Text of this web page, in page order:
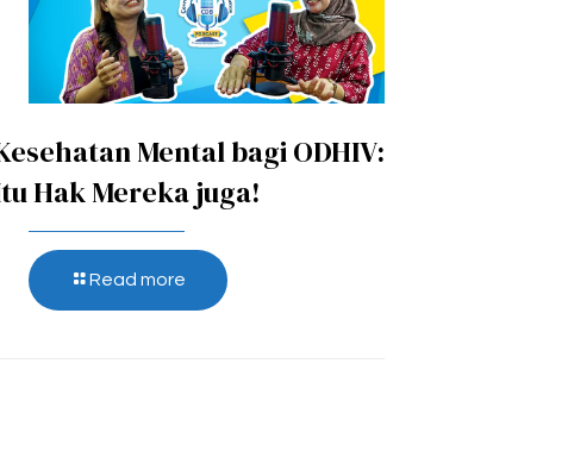
Mental bagi ODHIV:
Hak Mereka juga!
Read more